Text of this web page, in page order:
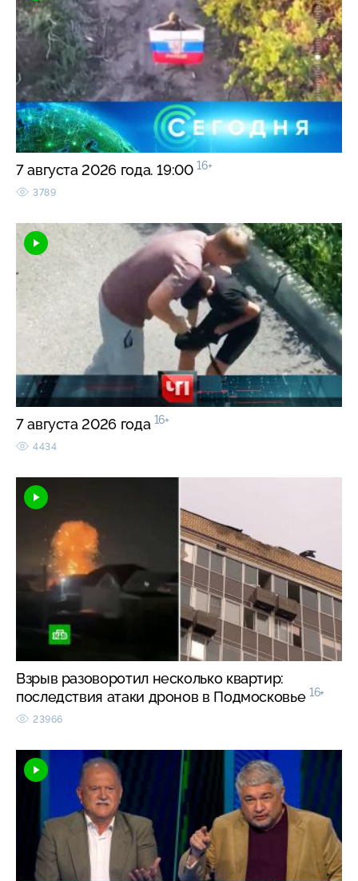
7 августа 2026 года. 19:00 16+
3789
7 августа 2026 года 16+
4434
Взрыв разоворотил несколько квартир:
последствия атаки дронов в Подмосковье 16+
23966